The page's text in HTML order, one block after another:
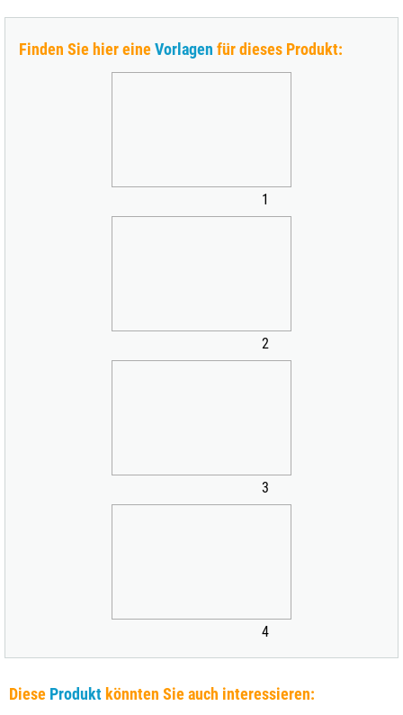
Finden Sie hier eineVorlagen für dieses Produkt:
1
2
3
4
Diese Produkt könnten Sie auch interessieren: